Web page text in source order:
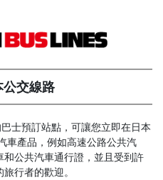
交線路
士預訂站點，可讓您立即在日本
車產品，例如高速公路公共汽
公共汽車通行證，並且受到許
行者的歡迎。